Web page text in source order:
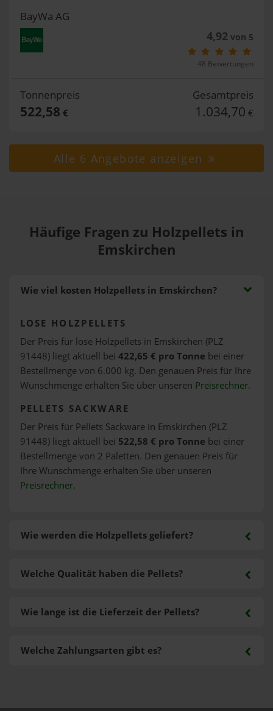
BayWa AG
4,92von 5
48 Bewertungen
Tonnenpreis
522,58 €
Gesamtpreis
1.034,70 €
Alle 6 Angebote anzeigen
Häufige Fragen zu Holzpellets in
Emskirchen
Wie viel kosten Holzpellets in Emskirchen?
LOSE HOLZPELLETS
Der Preis für lose Holzpellets in Emskirchen (PLZ
91448) liegt aktuell bei 422,65 € pro Tonne bei einer
Bestellmenge von 6.000 kg. Den genauen Preis für Ihre
Wunschmenge erhalten Sie über unseren Preisrechner.
PELLETS SACKWARE
Der Preis für Pellets Sackware in Emskirchen (PLZ
91448) liegt aktuell bei 522,58 € pro Tonne bei einer
Bestellmenge von 2 Paletten. Den genauen Preis für
Ihre Wunschmenge erhalten Sie über unseren
Preisrechner.
Wie werden die Holzpellets geliefert?
Welche Zahlungsarten gibt es?
Welche Qualität haben die Pellets?
Wie lange ist die Lieferzeit der Pellets?